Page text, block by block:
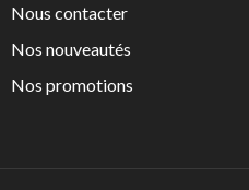
Nous contacter
Nos nouveautés
Nos promotions